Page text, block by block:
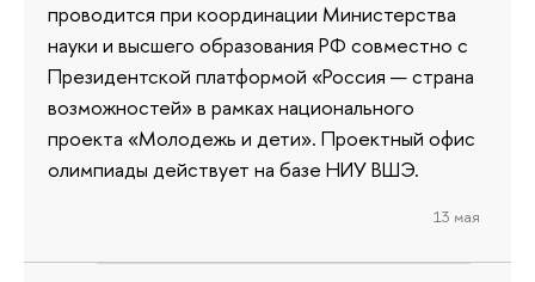
проводится при координации Министерства
науки и высшего образования РФ совместно с
Президентской платформой «Россия — страна
возможностей» в рамках национального
проекта «Молодежь и дети». Проектный офис
олимпиады действует на базе НИУ ВШЭ.
13 мая